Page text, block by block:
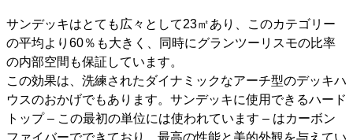
サンデッキはとても広々として23㎡あり、このカテゴリー
の平均より60％も大きく、同時にグランツーリスモの比率
の内部空間も保証しています。
この効果は、洗練されたダイナミックなアーチ型のデッキハ
ウスのおかげでもあります。サンデッキに使用できるハード
トップ – この最初の単位には使われています – はカーボン
ファイバーでできており、最高の性能と美的外観を与えてい